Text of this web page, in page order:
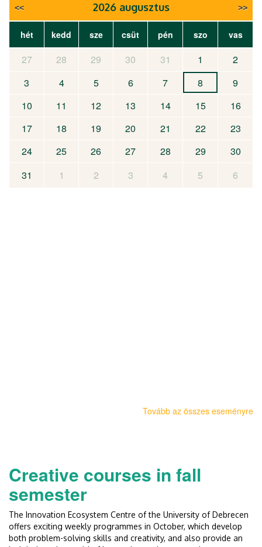
2026 augusztus
hét kedd sze csüt pén szo vas
27 28 29 30 31 1
2
3
4 5 6 7 8
9
10
11 12 13 14 15
16
17
18 19 20 21 22
23
24
25 26 27 28 29
30
31
1 2 3 4 5 6
Tovább az összes eseményre
Creative courses in fall
semester
The Innovation Ecosystem Centre of the University of Debrecen
offers exciting weekly programmes in October, which develop
both problem-solving skills and creativity, and also provide an